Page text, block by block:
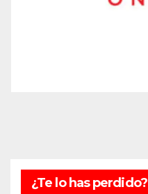
¿Te lo has perdido?